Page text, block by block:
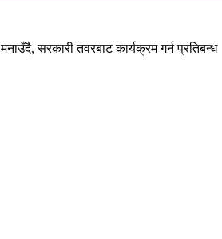
सरकारी तवरबाट कार्यक्रम गर्न प्रतिबन्ध